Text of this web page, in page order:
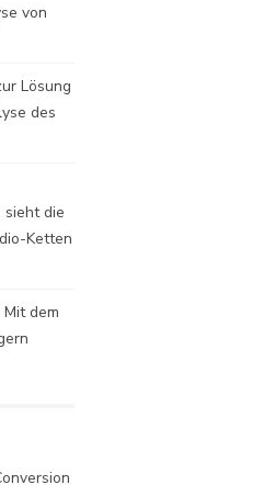
von
Lösung
des
sieht die
Ketten
dem